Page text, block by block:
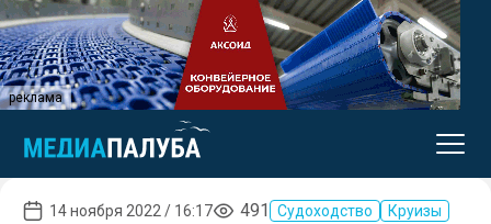
реклама
14 ноября 2022 / 16:17 491 Судоходство Круизы